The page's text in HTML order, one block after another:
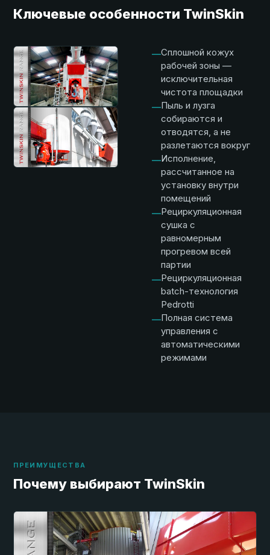
Ключевые особенности TwinSkin
—Сплошной кожух
рабочей зоны —
исключительная
чистота площадки
—Пыль и лузга
собираются и
отводятся, а не
разлетаются вокруг
—Исполнение,
рассчитанное на
установку внутри
помещений
—Рециркуляционная
сушка с
равномерным
прогревом всей
партии
—Рециркуляционная
batch-технология
Pedrotti
—Полная система
управления с
автоматическими
режимами
ПРЕИМУЩЕСТВА
Почему выбирают TwinSkin